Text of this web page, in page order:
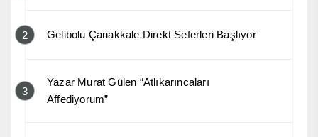
2 Gelibolu Çanakkale Direkt Seferleri Başlıyor
3
Yazar Murat Gülen “Atlıkarıncaları
Affediyorum”